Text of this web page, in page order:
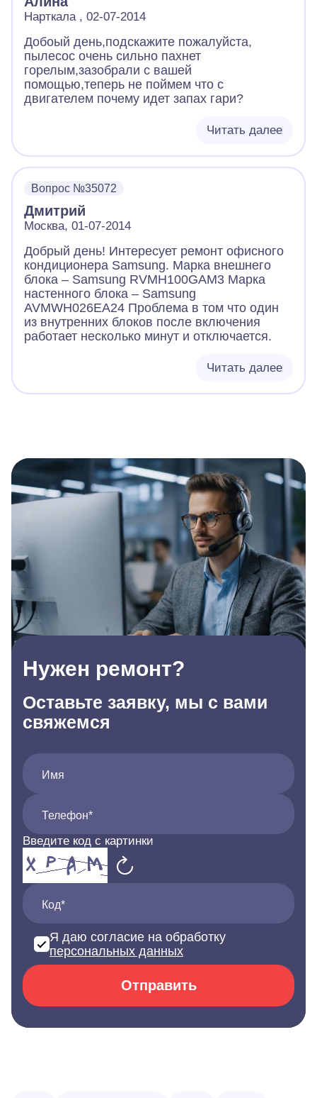
Нарткала , 02-07-2014
Добоый день,подскажите пожалуйста,
пылесос очень сильно пахнет
горелым,зазобрали с вашей
помощью,теперь не поймем что с
двигателем почему идет запах гари?
Читать далее
Вопрос №35072
Дмитрий
Москва, 01-07-2014
Добрый день! Интересует ремонт офисного
кондиционера Samsung. Марка внешнего
блока – Samsung RVMH100GAM3 Марка
настенного блока – Samsung
AVMWH026EA24 Проблема в том что один
из внутренних блоков после включения
работает несколько минут и отключается.
Читать далее
Нужен ремонт?
Оставьте заявку, мы с вами
свяжемся
Имя
Телефон*
Введите код с картинки
Код*
Я даю согласие на обработку
персональных данных
Отправить